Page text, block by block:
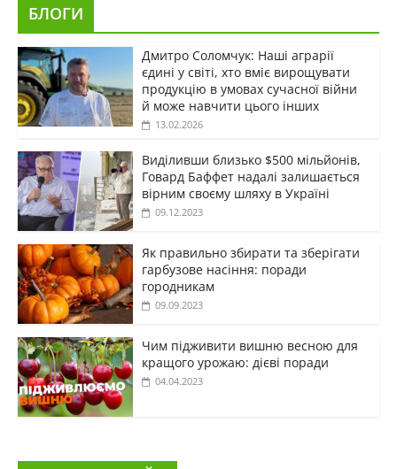
БЛОГИ
Дмитро Соломчук: Наші аграрії
єдині у світі, хто вміє вирощувати
продукцію в умовах сучасної війни
й може навчити цього інших
13.02.2026
Виділивши близько $500 мільйонів,
Говард Баффет надалі залишається
вірним своєму шляху в Україні
09.12.2023
Як правильно збирати та зберігати
гарбузове насіння: поради
городникам
09.09.2023
Чим підживити вишню весною для
кращого урожаю: дієві поради
04.04.2023